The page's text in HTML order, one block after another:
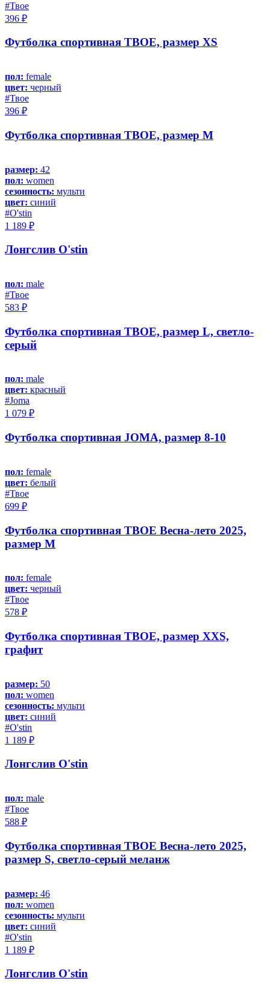
#Твое
396 ₽
Футболка спортивная ТВОЕ, размер XS
пол: female
цвет: черный
#Твое
396 ₽
Футболка спортивная ТВОЕ, размер M
размер: 42
пол: women
сезонность: мульти
цвет: синий
#O'stin
1 189 ₽
Лонгслив O'stin
пол: male
#Твое
583 ₽
Футболка спортивная ТВОЕ, размер L, светло-
серый
пол: male
цвет: красный
#Joma
1 079 ₽
Футболка спортивная JOMA, размер 8-10
пол: female
цвет: белый
#Твое
699 ₽
Футболка спортивная ТВОЕ Весна-лето 2025,
размер M
пол: female
цвет: черный
#Твое
578 ₽
Футболка спортивная ТВОЕ, размер XXS,
графит
размер: 50
пол: women
сезонность: мульти
цвет: синий
#O'stin
1 189 ₽
Лонгслив O'stin
пол: male
#Твое
588 ₽
Футболка спортивная ТВОЕ Весна-лето 2025,
размер S, светло-серый меланж
размер: 46
пол: women
сезонность: мульти
цвет: синий
#O'stin
1 189 ₽
Лонгслив O'stin